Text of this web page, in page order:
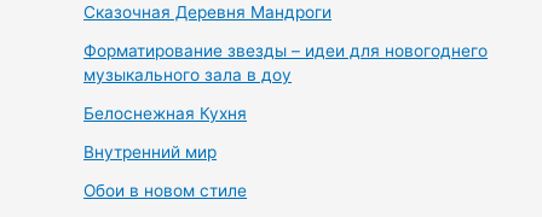
Сказочная Деревня Мандроги
Форматирование звезды – идеи для новогоднего
музыкального зала в доу
Белоснежная Кухня
Внутренний мир
Обои в новом стиле